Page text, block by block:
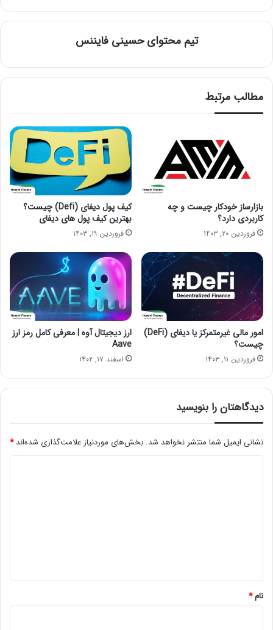
تیم محتوای حسینی‌ فایننس
مطالب مرتبط
بازارساز خودکار چیست و چه
کاربردی دارد؟
فروردین ۲۰, ۱۴۰۳
کیف پول دیفای (Defi) چیست؟
بهترین کیف پول‌ های دیفای
فروردین ۱۹, ۱۴۰۳
امور مالی غیرمتمرکز یا دیفای (DeFi)
چیست؟
فروردین ۱۱, ۱۴۰۳
ارز دیجیتال آوه | معرفی کامل رمز ارز
Aave
اسفند ۱۷, ۱۴۰۲
دیدگاهتان را بنویسید
نشانی ایمیل شما منتشر نخواهد شد. بخش‌های موردنیاز علامت‌گذاری شده‌اند*
نام*